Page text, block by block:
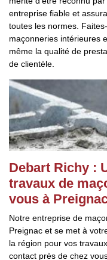
entreprise fiable et
toutes les normes.
maçonneries intérieures
même la qualité de
de clientèle.
Debart Richy :
travaux de
vous à
Notre entreprise de
Preignac et se met à
la région pour vos
contact près de chez